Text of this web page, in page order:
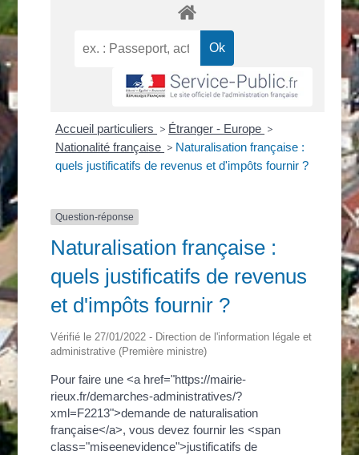
Accueil particuliers > Étranger - Europe >
Nationalité française > Naturalisation française :
quels justificatifs de revenus et d'impôts fournir ?
Question-réponse
Naturalisation française :
quels justificatifs de revenus
et d'impôts fournir ?
Vérifié le 27/01/2022 - Direction de l'information légale et
administrative (Première ministre)
Pour faire une <a href="https://mairie-
rieux.fr/demarches-administratives/?
xml=F2213">demande de naturalisation
française</a>, vous devez fournir les <span
class="miseenevidence">justificatifs de